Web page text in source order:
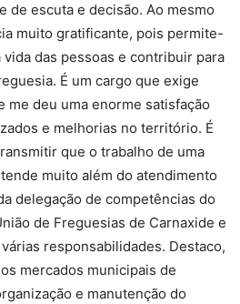
de escuta e decisão. Ao mesmo
muito gratificante, pois permite-
das pessoas e contribuir para
É um cargo que exige
me deu uma enorme satisfação
e melhorias no território. É
que o trabalho de uma
muito além do atendimento
delegação de competências do
de Freguesias de Carnaxide e
responsabilidades. Destaco,
mercados municipais de
e manutenção do